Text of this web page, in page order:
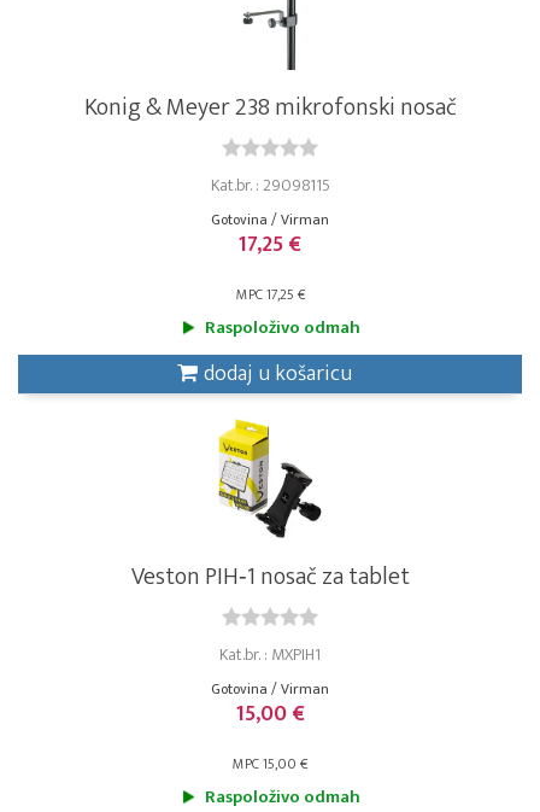
Konig & Meyer 238 mikrofonski nosač
Kat.br. : 29098115
Gotovina / Virman
17,25 €
MPC 17,25 €
Raspoloživo odmah
dodaj u košaricu
Veston PIH‑1 nosač za tablet
Kat.br. : MXPIH1
Gotovina / Virman
15,00 €
MPC 15,00 €
Raspoloživo odmah